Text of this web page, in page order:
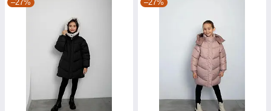
–27% –27%